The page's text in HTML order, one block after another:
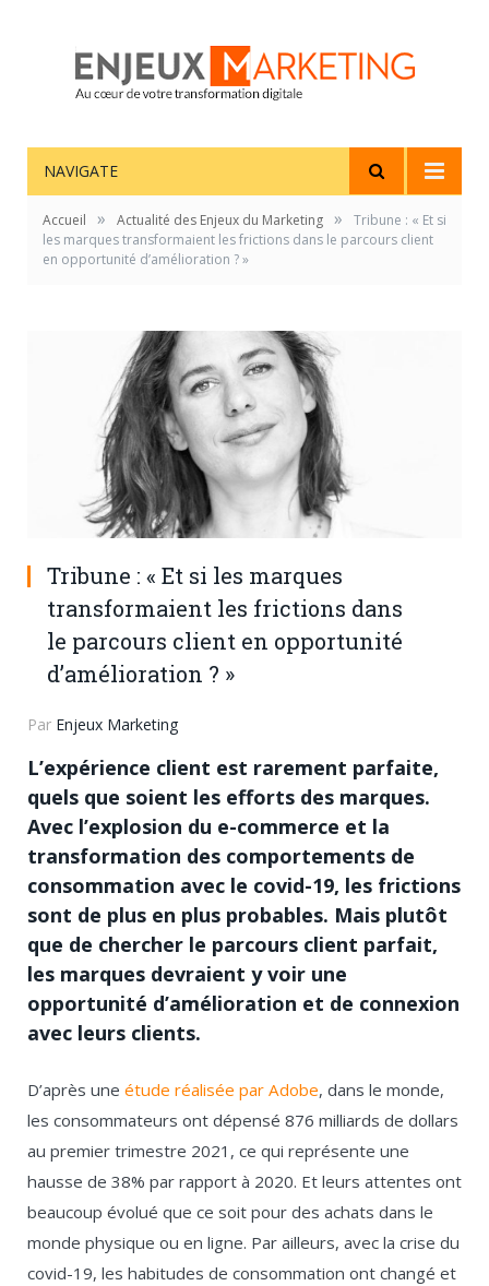
NAVIGATE
Accueil » Actualité des Enjeux du Marketing »
Tribune : « Et si
les marques transformaient les frictions dans le parcours client
en opportunité d’amélioration ? »
Tribune : « Et si les marques
transformaient les frictions dans
le parcours client en opportunité
d’amélioration ? »
Par Enjeux Marketing
L’expérience client est rarement parfaite,
quels que soient les efforts des marques.
Avec l’explosion du e-commerce et la
transformation des comportements de
consommation avec le covid-19, les frictions
sont de plus en plus probables. Mais plutôt
que de chercher le parcours client parfait,
les marques devraient y voir une
opportunité d’amélioration et de connexion
avec leurs clients.
D’après une étude réalisée par Adobe, dans le monde,
les consommateurs ont dépensé 876 milliards de dollars
au premier trimestre 2021, ce qui représente une
hausse de 38% par rapport à 2020. Et leurs attentes ont
beaucoup évolué que ce soit pour des achats dans le
monde physique ou en ligne. Par ailleurs, avec la crise du
covid-19, les habitudes de consommation ont changé et